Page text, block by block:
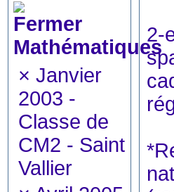
Mathématiques
× Janvier
2003 -
Classe de
CM2 - Saint
Vallier
2-